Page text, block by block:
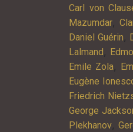
Carl von
Mazumdar,
Daniel Guérin,
Lalmand ,
Emile Zola,
Eugène
Friedrich
George
Plekhanov,